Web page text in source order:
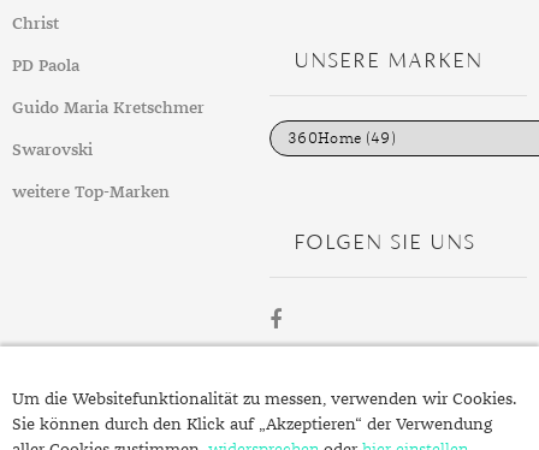
Christ
PD Paola
Guido Maria Kretschmer
Swarovski
weitere Top-Marken
e
n
UNSERE MARKEN
FOLGEN SIE UNS
SCHMUCK.DE
Um die Websitefunktionalität zu messen, verwenden wir Cookies.
Sie können durch den Klick auf „Akzeptieren“ der Verwendung